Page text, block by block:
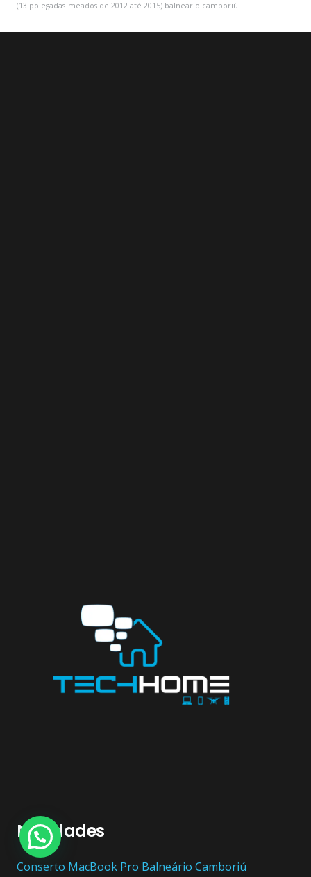
(13 polegadas meados de 2012 até 2015) balneário camboriú
Novidades
Conserto ‎MacBook Pro Balneário Camboriú